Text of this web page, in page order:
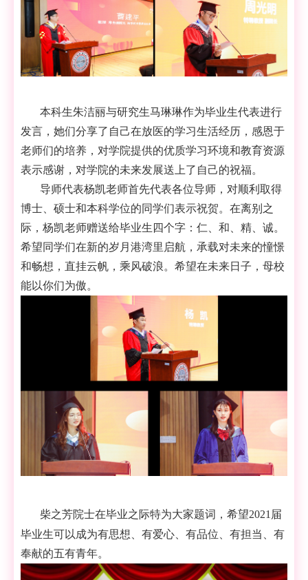
本科生朱洁丽与研究生马琳琳作为毕业生代表进行
发言，她们分享了自己在放医的学习生活经历，感恩于
老师们的培养，对学院提供的优质学习环境和教育资源
表示感谢，对学院的未来发展送上了自己的祝福。
导师代表杨凯老师首先代表各位导师，对顺利取得
博士、硕士和本科学位的同学们表示祝贺。在离别之
际，杨凯老师赠送给毕业生四个字：仁、和、精、诚。
希望同学们在新的岁月港湾里启航，承载对未来的憧憬
和畅想，直挂云帆，乘风破浪。希望在未来日子，母校
能以你们为傲。
柴之芳院士在毕业之际特为大家题词，希望2021 届
毕业生可以成为有思想、有爱心、有品位、有担当、有
奉献的五有青年。